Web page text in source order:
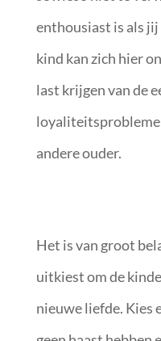
enthousiast is als jij
kind kan zich hier
last krijgen van de
andere ouder.
Het is van groot
uitkiest om de
nieuwe liefde. Kies